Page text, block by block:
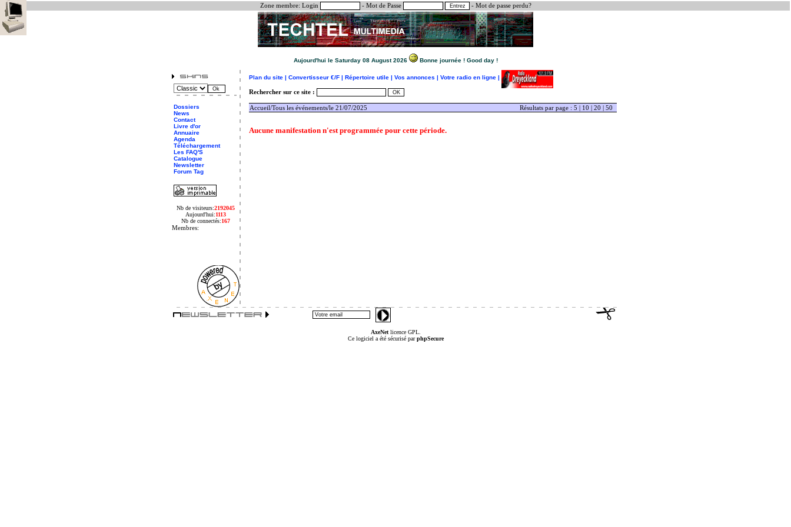
Zone membre: Login - Mot de Passe - Mot de passe perdu?
Aujourd'hui le Saturday 08 August 2026 Bonne journée ! Good day !
Dossiers
News
Contact
Livre d'or
Annuaire
Agenda
Téléchargement
Les FAQ'S
Catalogue
Newsletter
Forum Tag
Nb de visiteurs:2192045
Aujourd'hui:1113
Nb de connectés:167
Membres:
Plan du site | Convertisseur €/F | Répertoire utile | Vos annonces | Votre radio en ligne |
Rechercher sur ce site :
Accueil/Tous les événements/le 21/07/2025 Résultats par page : 5 | 10 | 20 | 50
Aucune manifestation n'est programmée pour cette période.
AxeNetlicence GPL.
Ce logiciel a été sécurisé parphpSecure